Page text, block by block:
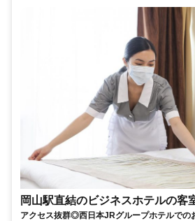
岡山駅直結のビジネスホテルの客
アクセス抜群◎西日本JRグループホテルでの